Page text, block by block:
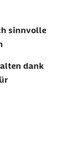
sinnvolle
dank